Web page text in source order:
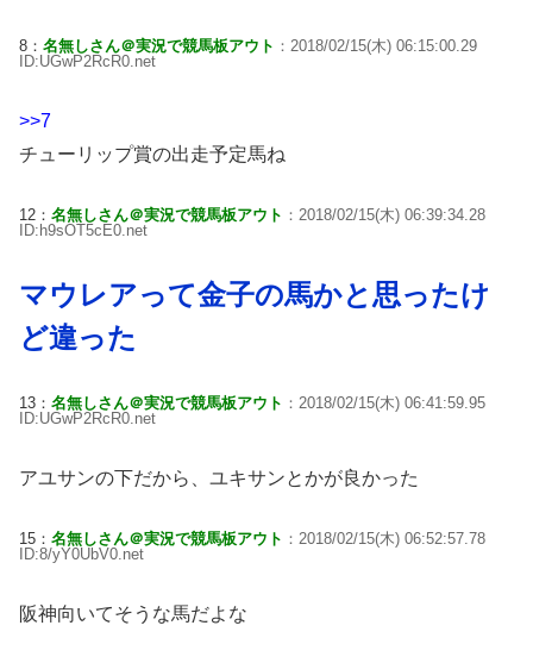
8： 名無しさん＠実況で競馬板アウト ：2018/02/15(木) 06:15:00.29
ID:UGwP2RcR0.net
>>7
チューリップ賞の出走予定馬ね
12： 名無しさん＠実況で競馬板アウト ：2018/02/15(木) 06:39:34.28
ID:h9sOT5cE0.net
マウレアって金子の馬かと思ったけ
ど違った
13： 名無しさん＠実況で競馬板アウト ：2018/02/15(木) 06:41:59.95
ID:UGwP2RcR0.net
アユサンの下だから、ユキサンとかが良かった
15： 名無しさん＠実況で競馬板アウト ：2018/02/15(木) 06:52:57.78
ID:8/yY0UbV0.net
阪神向いてそうな馬だよな